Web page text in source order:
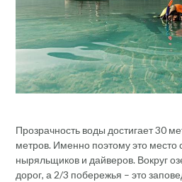
Прозрачность воды достигает 30
метров. Именно поэтому это место
ныряльщиков и дайверов. Вокруг
дорог, а 2/3 побережья – это